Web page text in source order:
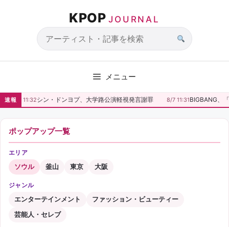
キ
ッ
プ
KPOP JOURNAL
サ
検
索
メニュー
速報8/7 11:32シン・ドンヨプ、大学路公演軽視発言謝罪 8/7 11:31BIGBANG、
ポップアップ一覧
エリア
ソウル 釜山 東京 大阪
ジャンル
エンターテインメント
ファッション・ビューティー
芸能人・セレブ